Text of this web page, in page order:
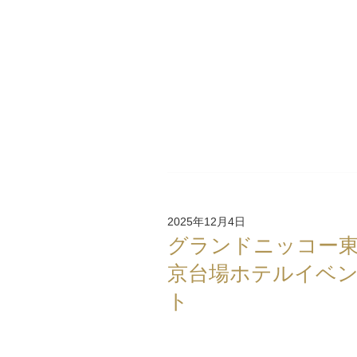
2025年12月4日
グランドニッコー
京台場ホテルイベ
ト